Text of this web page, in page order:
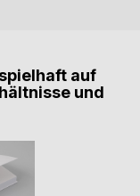
auf
und